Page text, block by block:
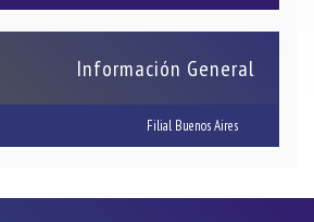
Información General
Filial Buenos Aires